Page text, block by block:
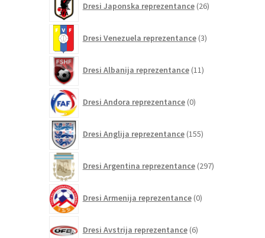
Dresi Japonska reprezentance 26izdelkov
Dresi Venezuela reprezentance 3izdelki
Dresi Albanija reprezentance 11izdelkov
Dresi Andora reprezentance 0izdelkov
Dresi Anglija reprezentance 155izdelkov
Dresi Argentina reprezentance 297izdelkov
Dresi Armenija reprezentance 0izdelkov
Dresi Avstrija reprezentance 6izdelkov